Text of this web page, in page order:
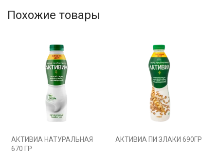
Похожие товары
АКТИВИА НАТУРАЛЬНАЯ
670 ГР
АКТИВИА ПИ ЗЛАКИ 690ГР